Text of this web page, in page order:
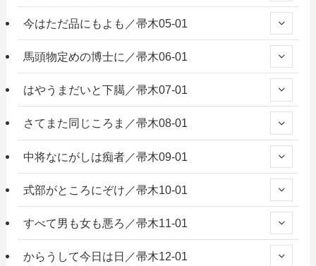
今はただ品にもよも／帚木05-01
馬頭物定めの博士に／帚木06-01
はやうまだいと下臈／帚木07-01
さてまた同じころま／帚木08-01
中将なにがしは痴者／帚木09-01
式部がところにぞけ／帚木10-01
すべて男も女も悪ろ／帚木11-01
からうして今日は日／帚木12-01